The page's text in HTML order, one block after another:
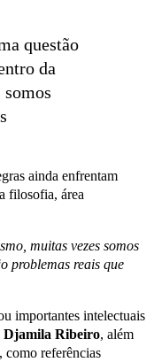
questão
da
ainda enfrentam
filosofia, área
muitas vezes somos
problemas reais que
importantes intelectuais
Djamila Ribeiro, além
, como referências